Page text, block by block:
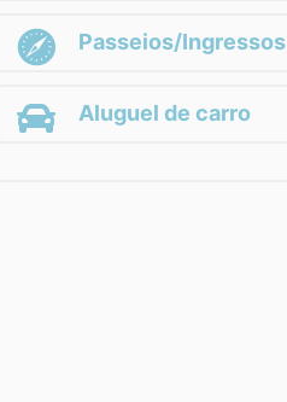
Passeios/Ingressos
Aluguel de carro